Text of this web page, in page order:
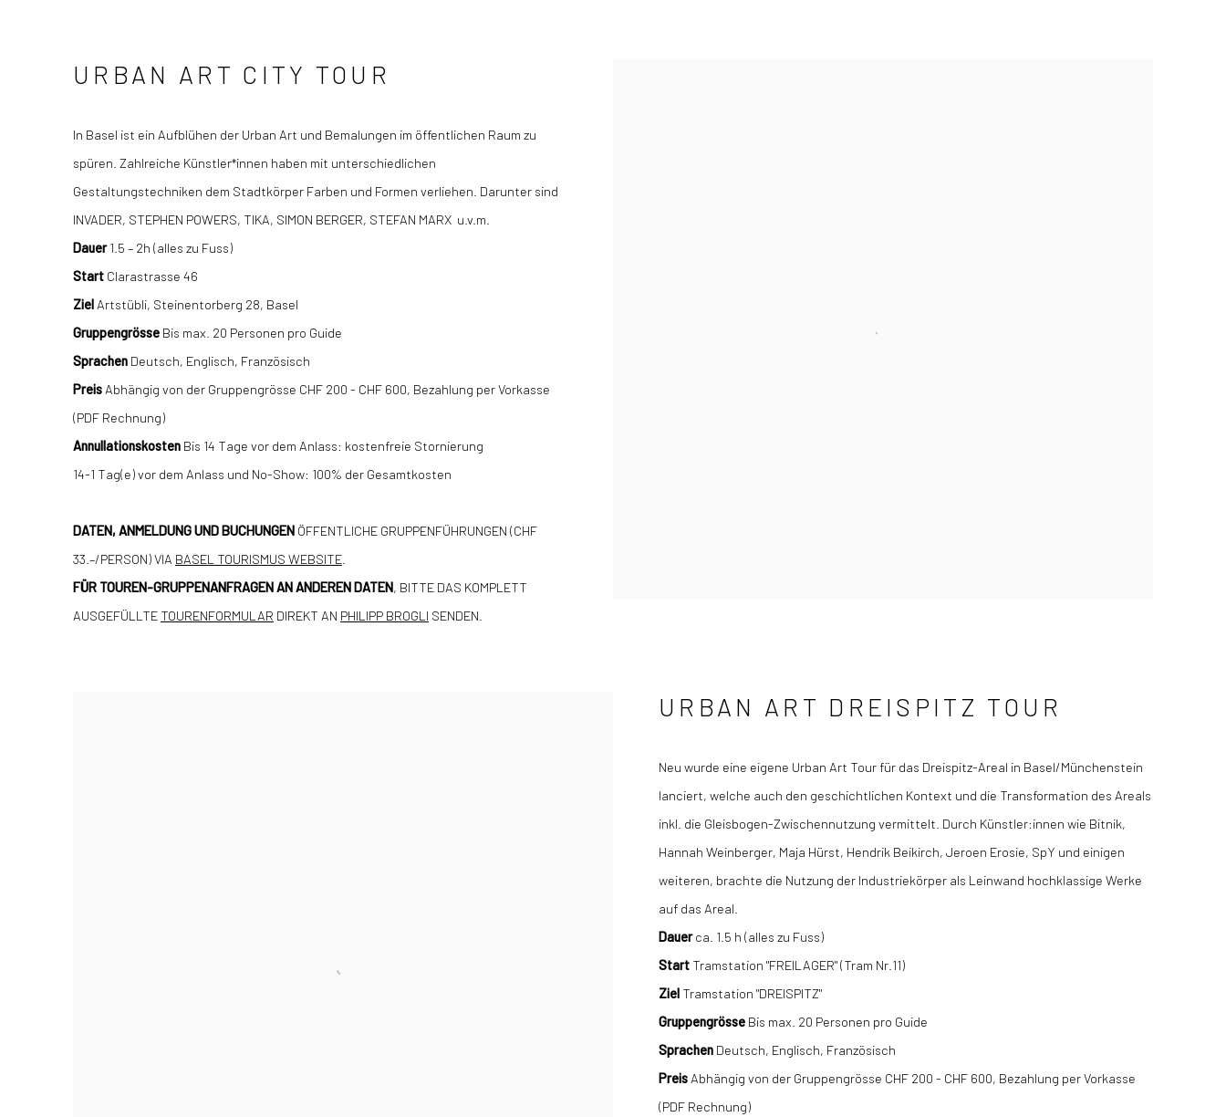
URBAN ART CITY TOUR
In Basel ist ein Aufblühen der Urban Art und Bemalungen im öffentlichen Raum zu
spüren. Zahlreiche Künstler*innen haben mit unterschiedlichen
Gestaltungstechniken dem Stadtkörper Farben und Formen verliehen. Darunter sind
INVADER, STEPHEN POWERS, TIKA, SIMON BERGER, STEFAN MARX u.v.m.
Dauer1.5 – 2h (alles zu Fuss)
Start Clarastrasse 46
Ziel Artstübli, Steinentorberg 28, Basel
Gruppengrösse Bis max. 20 Personen pro Guide
Sprachen Deutsch, Englisch, Französisch
Preis Abhängig von der Gruppengrösse CHF 200 - CHF 600, Bezahlung per Vorkasse
(PDF Rechnung)
Annullationskosten Bis 14 Tage vor dem Anlass: kostenfreie Stornierung
14-1 Tag(e) vor dem Anlass und No-Show: 100% der Gesamtkosten
DATEN, ANMELDUNG UND BUCHUNGEN ÖFFENTLICHE GRUPPENFÜHRUNGEN (CHF
33.–/PERSON) VIA BASEL TOURISMUS WEBSITE
FÜR TOUREN-GRUPPENANFRAGEN AN ANDEREN DATEN, BITTE DAS KOMPLETT
AUSGEFÜLLTE TOURENFORMULAR DIREKT AN PHILIPP BROGLI SENDEN.
URBAN ART DREISPITZ TOUR
Neu wurde eine eigene Urban Art Tour für das Dreispitz-Areal in Basel/Münchenstein
lanciert, welche auch den geschichtlichen Kontext und die Transformation des Areals
inkl. die Gleisbogen-Zwischennutzung vermittelt. Durch Künstler:innen wie Bitnik,
Hannah Weinberger, Maja Hürst, Hendrik Beikirch, Jeroen Erosie, SpY und einigen
weiteren, brachte die Nutzung der Industriekörper als Leinwand hochklassige Werke
auf das Areal.
Dauerca. 1.5 h (alles zu Fuss)
Start Tramstation "FREILAGER" (Tram Nr.11)
Ziel Tramstation "DREISPITZ"
Gruppengrösse Bis max. 20 Personen pro Guide
Sprachen Deutsch, Englisch, Französisch
Preis Abhängig von der Gruppengrösse CHF 200 - CHF 600, Bezahlung per Vorkasse
(PDF Rechnung)